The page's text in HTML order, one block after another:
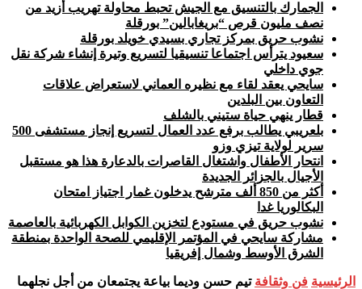
الجمارك بالتنسيق مع الجيش تحبط محاولة تهريب أزيد من
نصف مليون قرص “بريغابالين” بورقلة
نشوب حريق بمركز تجاري بسيدي خويلد بورقلة
سعيود يترأس اجتماعا تنسيقيا لتسريع وتيرة إنشاء شركة نقل
جوي داخلي
سايحي يعقد لقاء مع نظيره العماني لاستعراض علاقات
التعاون بين البلدين
قطار ينهي حياة ستيني بالشلف
بلعريبي يطالب برفع عدد العمال لتسريع إنجاز مستشفى 500
سرير لولاية تيزي وزو
انتحار الأطفال واشتغال القاصرات بالدعارة هذا هو مستقبل
الأجيال بالجزائر الجديدة
أكثر من 850 ألف مترشح يدخلون غمار اجتياز امتحان
البكالوريا غدا
نشوب حريق في مستودع لتخزين الكوابل الكهربائية بالعاصمة
مشاركة سايحي في المؤتمر الإقليمي للصحة الواحدة بمنطقة
الشرق الأوسط وشمال إفريقيا
الرئيسية فن وثقافة تيم حسن وديما بياعة يجتمعان من أجل نجلهما